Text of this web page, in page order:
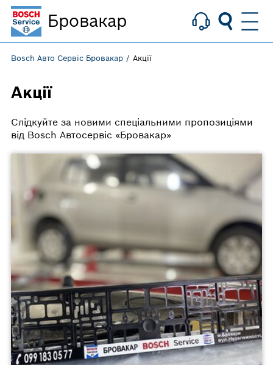
Bosch Авто Сервіс Бровакар Акції
Акції
Слідкуйте за новими спеціальними пропозиціями
від Bosch Автосервіс «Бровакар»
Бровакар